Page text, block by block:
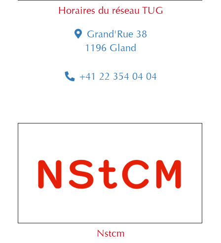
Horaires du réseau TUG
Grand'Rue 38
1196 Gland
+41 22 354 04 04
Nstcm